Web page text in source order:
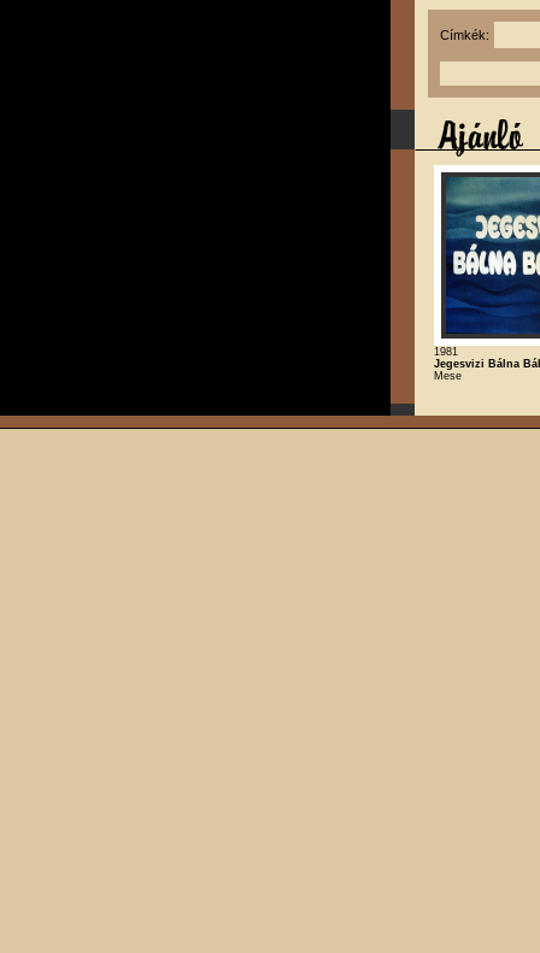
Címkék:
1981
Jegesvizi Bálna
Mese